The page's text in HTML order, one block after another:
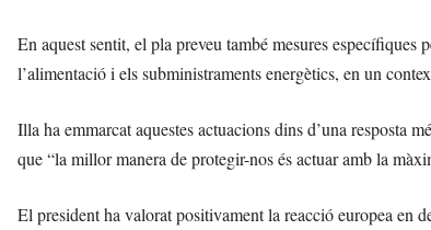
En aquest sentit, el pla preveu també mesures
l’alimentació i els subministraments energètics, en un
Illa ha emmarcat aquestes actuacions dins d’una resposta
que “la millor manera de protegir-nos és actuar amb la
El president ha valorat positivament la reacció europea en